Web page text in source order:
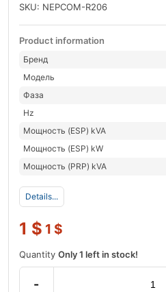
SKU: NEPCOM-R206
Product information
Бренд
Модель
Фаза
Hz
Мощность (ESP) kVA
Мощность (ESP) kW
Мощность (PRP) kVA
Details...
1 $ 1 $
Quantity Only 1 left in stock!
-